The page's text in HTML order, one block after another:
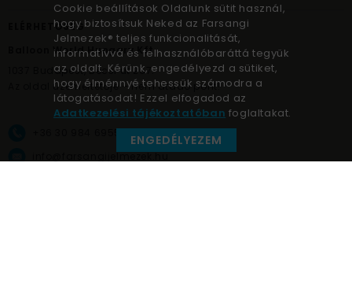
ELÉRHETŐSÉG
Balloon World Hungary Kft.
Budapest, Bécsi út 267.
Az oldal üzemeltetője – nem átadó pont!
+36 30 984 6955
info@farsangijelmezek.hu
Cookie beállítások Oldalunk sütit használ,
hogy biztosítsuk Neked az Farsangi
Jelmezek® teljes funkcionalitását,
informatívvá és felhasználóbaráttá tegyük
az oldalt. Kérünk, engedélyezd a sütiket,
hogy élménnyé tehessük számodra a
látogatásodat! Ezzel elfogadod az
Adatkezelési tájékoztatóban foglaltakat.
ENGEDÉLYEZEM